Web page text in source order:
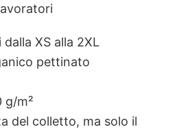
XS alla 2XL
pettinato
g/m²
del colletto, ma solo il